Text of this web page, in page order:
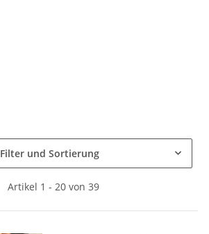
Filter und Sortierung
Artikel 1 - 20 von 39